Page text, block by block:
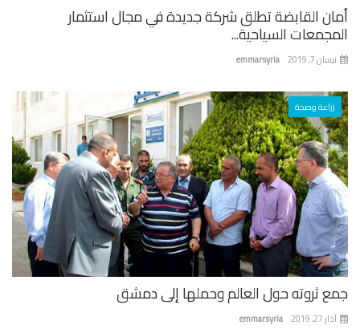
القابضة تطلق شركة جديدة في مجال استثمار
السياحية...
emmarsyria 7, 2019
زراعة وصحة
ثروته حول العالم وحملها إلى دمشق
emmarsyria 27, 2019